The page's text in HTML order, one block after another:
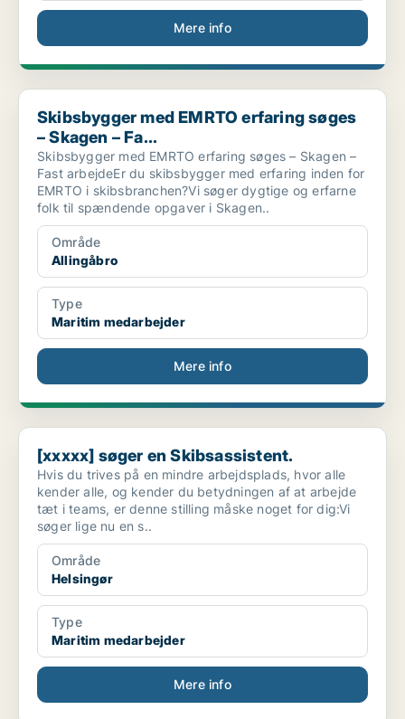
Mere info
Skibsbygger med EMRTO erfaring søges – Skagen – Fa...
Skibsbygger med EMRTO erfaring søges
– Skagen – Fa...
Skibsbygger med EMRTO erfaring søges – Skagen –
Fast arbejdeEr du skibsbygger med erfaring inden for
EMRTO i skibsbranchen?Vi søger dygtige og erfarne
folk til spændende opgaver i Skagen..
Område
Allingåbro
Type
Maritim medarbejder
Mere info
[xxxxx] søger en Skibsassistent.
[xxxxx] søger en Skibsassistent.
Hvis du trives på en mindre arbejdsplads, hvor alle
kender alle, og kender du betydningen af at arbejde
tæt i teams, er denne stilling måske noget for dig:Vi
søger lige nu en s..
Område
Helsingør
Type
Maritim medarbejder
Mere info